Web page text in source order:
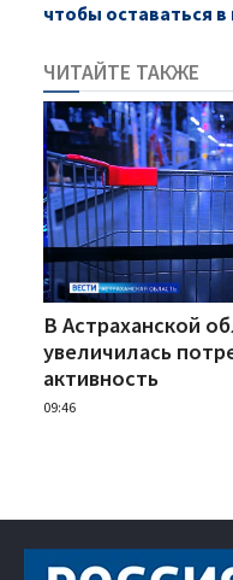
чтобы оставаться в
ЧИТАЙТЕ ТАКЖЕ
В Астраханской
увеличилась
активность
09:46